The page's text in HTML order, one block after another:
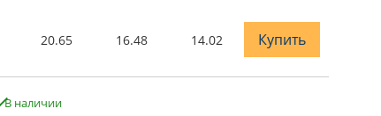
20.65 16.48 14.02 Купить
В наличии